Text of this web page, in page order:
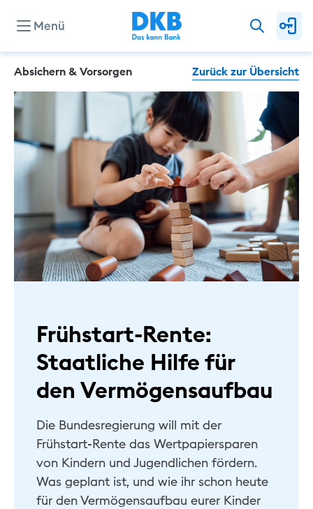
Menü
Konten & Karten
Kredite
Investieren & Sparen
Finanzierung & Immobilie
Service
Hilfe & Kontakt
Privat
Geschäftlich
Nachhaltig
Absichern & Vorsorgen Zurück zur Übersicht
Frühstart-Rente:
Staatliche Hilfe für
den Vermögensaufbau
Die Bundesregierung will mit der
Frühstart-Rente das Wertpapiersparen
von Kindern und Jugendlichen fördern.
Was geplant ist, und wie ihr schon heute
für den Vermögensaufbau eurer Kinder